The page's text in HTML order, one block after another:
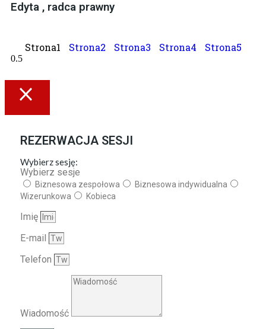
Edyta , radca prawny
Strona1 Strona2 Strona3 Strona4 Strona5
REZERWACJA SESJI
Wybierz sesję:
Wybierz sesje
Biznesowa zespołowa
Biznesowa indywidualna
Wizerunkowa
Kobieca
Imię
E-mail
Telefon
Wiadomość